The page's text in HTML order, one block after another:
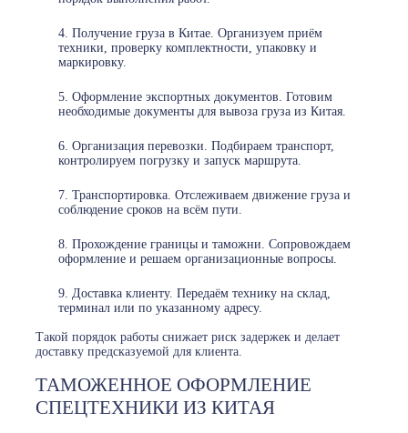
Получение груза в Китае. Организуем приём
техники, проверку комплектности, упаковку и
маркировку.
Оформление экспортных документов. Готовим
необходимые документы для вывоза груза из Китая.
Организация перевозки. Подбираем транспорт,
контролируем погрузку и запуск маршрута.
Транспортировка. Отслеживаем движение груза и
соблюдение сроков на всём пути.
Прохождение границы и таможни. Сопровождаем
оформление и решаем организационные вопросы.
Доставка клиенту. Передаём технику на склад,
терминал или по указанному адресу.
Такой порядок работы снижает риск задержек и делает
доставку предсказуемой для клиента.
ТАМОЖЕННОЕ ОФОРМЛЕНИЕ
СПЕЦТЕХНИКИ ИЗ КИТАЯ